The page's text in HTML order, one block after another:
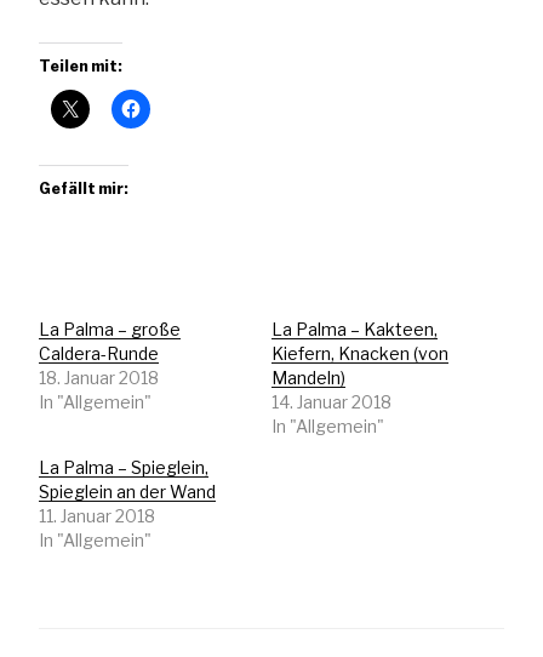
Teilen mit:
Gefällt mir:
La Palma – große
Caldera-Runde
18. Januar 2018
In "Allgemein"
La Palma – Kakteen,
Kiefern, Knacken (von
Mandeln)
14. Januar 2018
In "Allgemein"
La Palma – Spieglein,
Spieglein an der Wand
11. Januar 2018
In "Allgemein"